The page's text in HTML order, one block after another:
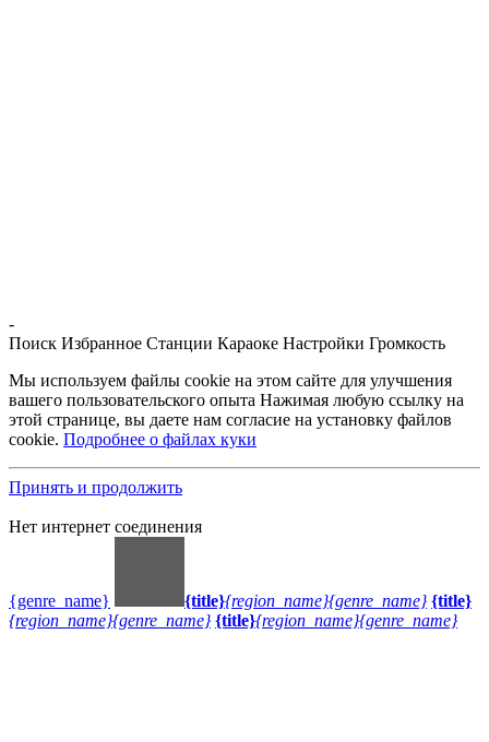
-
Поиск Избранное Станции Караоке Настройки Громкость
Мы используем файлы cookie на этом сайте для улучшения
вашего пользовательского опыта Нажимая любую ссылку на
этой странице, вы даете нам согласие на установку файлов
cookie. Подробнее о файлах куки
Принять и продолжить
Нет интернет соединения
{genre_name} {title}{region_name}{genre_name} {title}
{region_name}{genre_name} {title}{region_name}{genre_name}